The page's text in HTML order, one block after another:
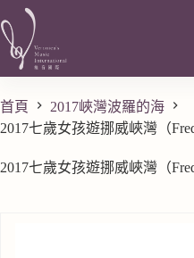
首頁
2017峽灣波羅的海
2017七歲女孩遊挪威峽灣（
2017七歲女孩遊挪威峽灣（